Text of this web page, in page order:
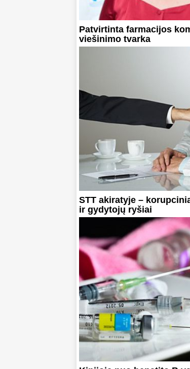
Patvirtinta farmacijos
viešinimo tvarka
STT akiratyje –
ir gydytojų ryšiai